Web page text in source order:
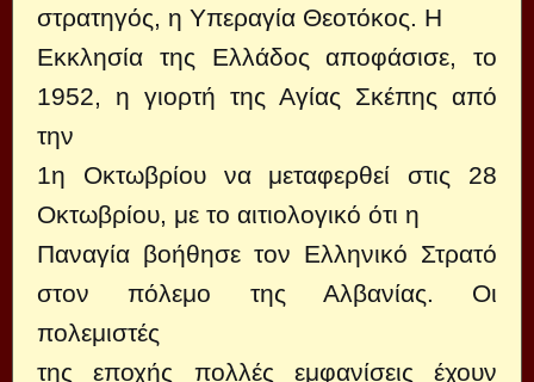
στρατηγός, η Υπεραγία Θεοτόκος. Η
Εκκλησία της Ελλάδος αποφάσισε, το
1952, η γιορτή της Αγίας Σκέπης από
την
1η Οκτωβρίου να μεταφερθεί στις 28
Οκτωβρίου, με το αιτιολογικό ότι η
Παναγία βοήθησε τον Ελληνικό Στρατό
στον πόλεμο της Αλβανίας. Οι
πολεμιστές
της εποχής πολλές εμφανίσεις έχουν